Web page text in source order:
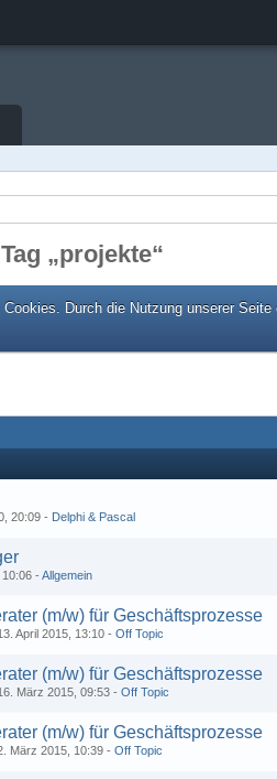
„projekte“
Cookies. Durch die Nutzung unserer
20:09 Delphi & Pascal
Allgemein
(m/w) für Geschäftsprozesse
April 2015, 13:10 Off Topic
(m/w) für Geschäftsprozesse
März 2015, 09:53 Off Topic
(m/w) für Geschäftsprozesse
März 2015, 10:39 Off Topic